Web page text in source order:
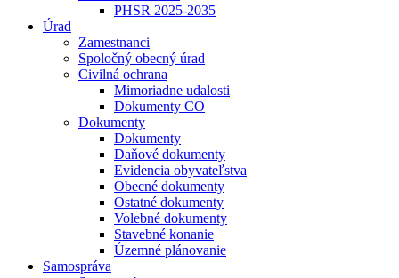
PHSR 2025-2035
Úrad
Zamestnanci
Spoločný obecný úrad
Civilná ochrana
Mimoriadne udalosti
Dokumenty CO
Dokumenty
Dokumenty
Daňové dokumenty
Evidencia obyvateľstva
Obecné dokumenty
Ostatné dokumenty
Volebné dokumenty
Stavebné konanie
Územné plánovanie
Samospráva